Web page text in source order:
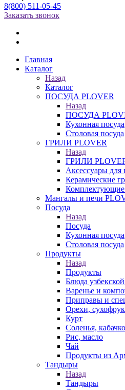
8(800) 511-05-45
Заказать звонок
Главная
Каталог
Назад
Каталог
ПОСУДА PLOVER
Назад
ПОСУДА
Кухонная посуда
Столовая посуда
ГРИЛИ PLOVER
Назад
ГРИЛИ
Аксессуары для
Керамические
Комплектующие
Мангалы и печи
Посуда
Назад
Посуда
Кухонная посуда
Столовая посуда
Продукты
Назад
Продукты
Блюда
Варенье и
Приправы и
Орехи,
Курт
Соленья,
Рис, масло
Чай
Продукты из
Тандыры
Назад
Тандыры